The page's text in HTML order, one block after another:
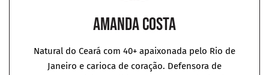
Amanda Costa
Natural do Ceará com 40+ apaixonada pelo Rio de
Janeiro e carioca de coração. Defensora de